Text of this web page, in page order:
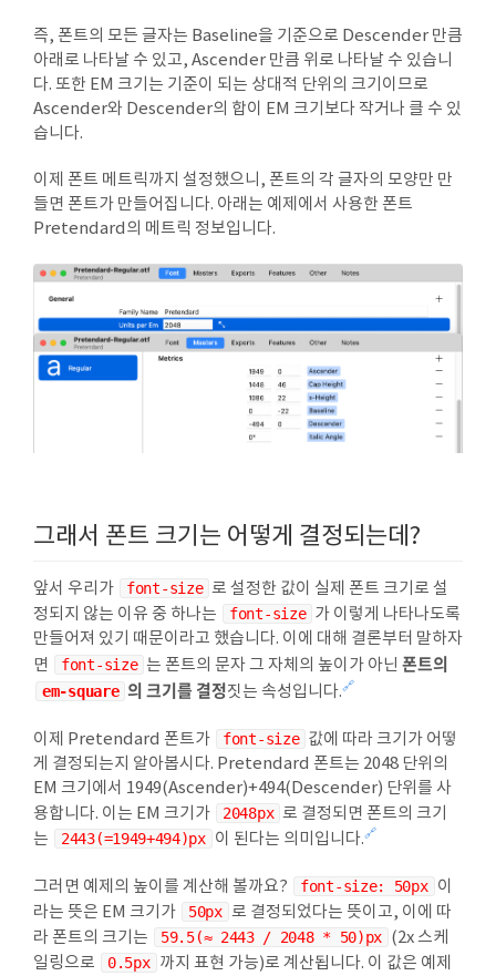
즉, 폰트의 모든 글자는 Baseline을 기준으로 Descender 만큼
아래로 나타날 수 있고, Ascender 만큼 위로 나타날 수 있습니
다. 또한 EM 크기는 기준이 되는 상대적 단위의 크기이므로
Ascender와 Descender의 합이 EM 크기보다 작거나 클 수 있
습니다.
이제 폰트 메트릭까지 설정했으니, 폰트의 각 글자의 모양만 만
들면 폰트가 만들어집니다. 아래는 예제에서 사용한 폰트
Pretendard의 메트릭 정보입니다.
그래서 폰트 크기는 어떻게 결정되는데?
앞서 우리가 font-size 로 설정한 값이 실제 폰트 크기로 설
정되지 않는 이유 중 하나는
font-size 가 이렇게 나타나도록
만들어져 있기 때문이라고 했습니다. 이에 대해 결론부터 말하자
면
font-size 는 폰트의 문자 그 자체의 높이가 아닌폰트의
em-square 의 크기를 결정짓는 속성입니다.🔗
이제 Pretendard 폰트가 font-size 값에 따라 크기가 어떻
게 결정되는지 알아봅시다. Pretendard 폰트는 2048 단위의
EM 크기에서 1949(Ascender)+494(Descender) 단위를 사
용합니다. 이는 EM 크기가
2048px 로 결정되면 폰트의 크기
는
2443(=1949+494)px 이 된다는 의미입니다.🔗
그러면 예제의 높이를 계산해 볼까요? font-size: 50px 이
라는 뜻은 EM 크기가
50px 로 결정되었다는 뜻이고, 이에 따
라 폰트의 크기는
59.5(≈ 2443 / 2048 * 50)px (2x 스케
일링으로
0.5px 까지 표현 가능)로 계산됩니다. 이 값은 예제